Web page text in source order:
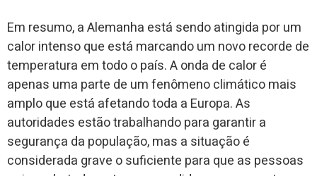
Em resumo, a Alemanha está sendo atingida por um
calor intenso que está marcando um novo recorde de
temperatura em todo o país. A onda de calor é
apenas uma parte de um fenômeno climático mais
amplo que está afetando toda a Europa. As
autoridades estão trabalhando para garantir a
segurança da população, mas a situação é
considerada grave o suficiente para que as pessoas